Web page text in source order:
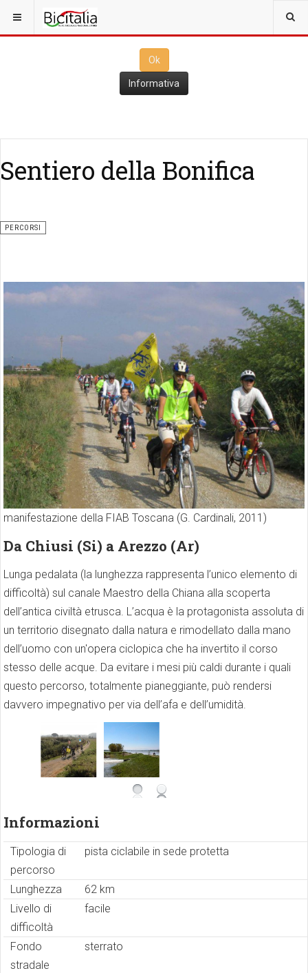
Questo sito utilizza i
Ok
Ok
Informativa
Sentiero della Bonifica
PERCORSI
manifestazione della FIAB Toscana (G. Cardinali, 2011)
Da Chiusi (Si) a Arezzo (Ar)
Lunga pedalata (la lunghezza rappresenta l’unico elemento di
difficoltà) sul canale Maestro della Chiana alla scoperta
dell’antica civiltà etrusca. L’acqua è la protagonista assoluta di
un territorio disegnato dalla natura e rimodellato dalla mano
dell’uomo con un'opera ciclopica che ha invertito il corso
stesso delle acque. Da evitare i mesi più caldi durante i quali
questo percorso, totalmente pianeggiante, può rendersi
davvero impegnativo per via dell’afa e dell’umidità.
Informazioni
Tipologia di
percorso
pista ciclabile in sede protetta
Lunghezza
62 km
Livello di
difficoltà
facile
Fondo
stradale
sterrato